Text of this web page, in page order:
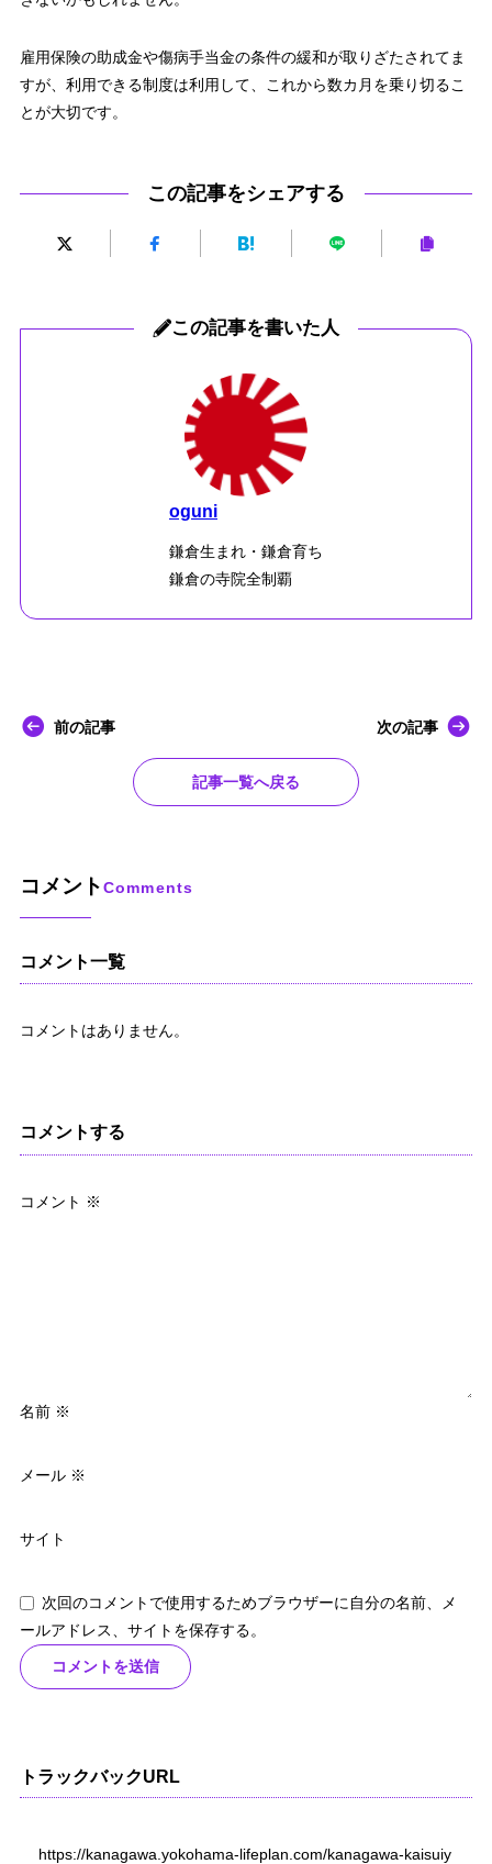
雇用保険の助成金や傷病手当金の条件の緩和が取りざたされてま
すが、利用できる制度は利用して、これから数カ月を乗り切るこ
とが大切です。
この記事をシェアする
この記事を書いた人
oguni
鎌倉生まれ・鎌倉育ち
鎌倉の寺院全制覇
前の記事
記事一覧へ戻る
次の記事
コメントComments
コメント一覧
コメントはありません。
コメントする
コメント ※
名前 ※
メール ※
サイト
次回のコメントで使用するためブラウザーに自分の名前、メ
ールアドレス、サイトを保存する。
トラックバックURL
https://kanagawa.yokohama-lifeplan.com/kanagawa-kaisuiy